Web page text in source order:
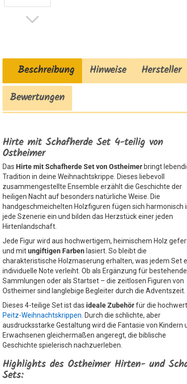
Beschreibung Hinweise
Hersteller
Bewertungen
Hirte mit Schafherde Set 4-teilig von
Ostheimer
Das Hirte mit Schafherde Set von Ostheimer bringt
Tradition in deine Weihnachtskrippe. Dieses liebevoll
zusammengestellte Ensemble erzählt die Geschichte der
heiligen Nacht auf besonders natürliche Weise. Die
handgeschmeichelten Holzfiguren fügen sich harmonisch
jede Szenerie ein und bilden das Herzstück einer jeden
Hirtenlandschaft.
Jede Figur wird aus hochwertigem, heimischem Holz
und mitungiftigen Farben lasiert. So bleibt die
charakteristische Holzmaserung erhalten, was jedem Set
individuelle Note verleiht. Ob als Ergänzung für bestehende
Sammlungen oder als Startset – die zeitlosen Figuren von
Ostheimer sind langlebige Begleiter durch die Adventszeit.
Dieses 4-teilige Set ist dasideale Zubehörfür die
Peitz-Weihnachtskrippen . Durch die schlichte, aber
ausdrucksstarke Gestaltung wird die Fantasie von Kindern
Erwachsenen gleichermaßen angeregt, die biblische
Geschichte spielerisch nachzuerleben.
Highlights des Ostheimer Hirten- und
Sets: